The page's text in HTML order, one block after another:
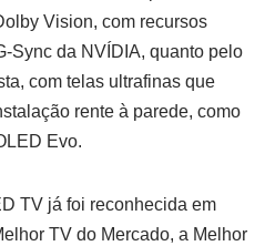
Vision, com recursos
Sync da NVÍDIA, quanto pelo
com telas ultrafinas que
rente à parede, como
Evo.
TV já foi reconhecida em
TV do Mercado, a Melhor